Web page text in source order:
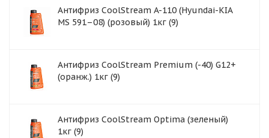
Антифриз CoolStream A-110 (Hyundai-KIA
MS 591–08) (розовый) 1кг (9)
Антифриз CoolStream Premium (-40) G12+
(оранж.) 1кг (9)
Антифриз CoolStream Optima (зеленый)
1кг (9)